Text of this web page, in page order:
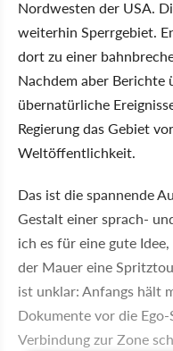
Nordwesten der USA.
weiterhin Sperrgebiet.
dort zu einer
Nachdem aber Berichte
übernatürliche
Regierung das Gebiet
Weltöffentlichkeit.
Das ist die spannende
Gestalt einer sprach-
ich es für eine gute
der Mauer eine
ist unklar: Anfangs hält
Dokumente vor die
Verbindung zur Zone